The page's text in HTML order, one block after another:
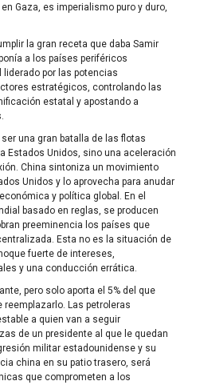
Gaza, es imperialismo puro y duro,
la gran receta que daba Samir
a los países periféricos
por las potencias
estratégicos, controlando las
estatal y apostando a
una gran batalla de las flotas
Estados Unidos, sino una aceleración
China sintoniza un movimiento
Unidos y lo aprovecha para anudar
y política global. En el
basado en reglas, se producen
preeminencia los países que
Esta no es la situación de
fuerte de intereses,
y una conducción errática.
pero solo aporta el 5% del que
reemplazarlo. Las petroleras
a quien van a seguir
de un presidente al que le quedan
militar estadounidense y su
china en su patio trasero, será
que comprometen a los